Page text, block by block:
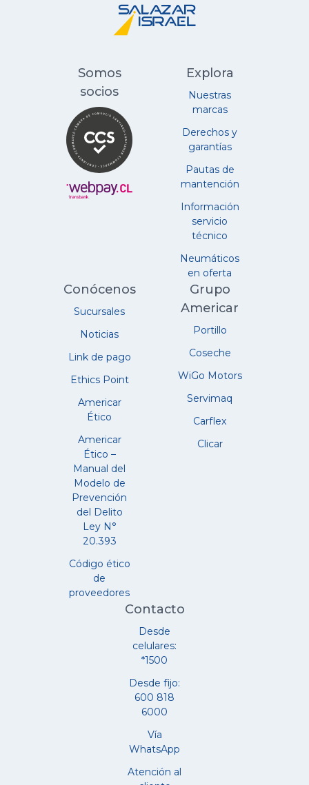
Explora
Nuestras
marcas
Derechos y
garantías
Pautas de
mantención
Información
servicio
técnico
Neumáticos
en oferta
Conócenos
Sucursales
Noticias
Link de pago
Ethics Point
Americar
Ético
Americar
Ético –
Manual del
Modelo de
Prevención
del Delito
Ley N°
20.393
Código ético
de
proveedores
Grupo
Americar
Portillo
Coseche
WiGo Motors
Servimaq
Carflex
Clicar
Contacto
Desde
celulares:
*1500
Desde fijo:
600 818
6000
Vía
WhatsApp
Atención al
Somos
socios